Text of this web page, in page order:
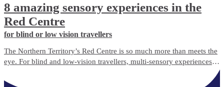
8 amazing sensory experiences in the
Red Centre
for blind or low vision travellers
The Northern Territory’s Red Centre is so much more than meets the
eye. For blind and low-vision travellers, multi-sensory experiences
destination beyond sight.